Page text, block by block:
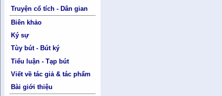
Truyện cổ tích - Dân gian
Biên khảo
Ký sự
Tùy bút - Bút ký
Tiểu luận - Tạp bút
Viết về tác giả & tác phẩm
Bài giới thiệu